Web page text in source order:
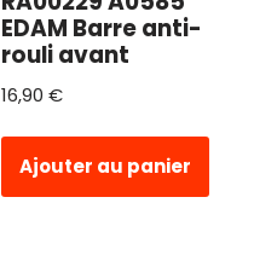
EDAM Barre anti-
rouli avant
16,90 €
Ajouter au panier